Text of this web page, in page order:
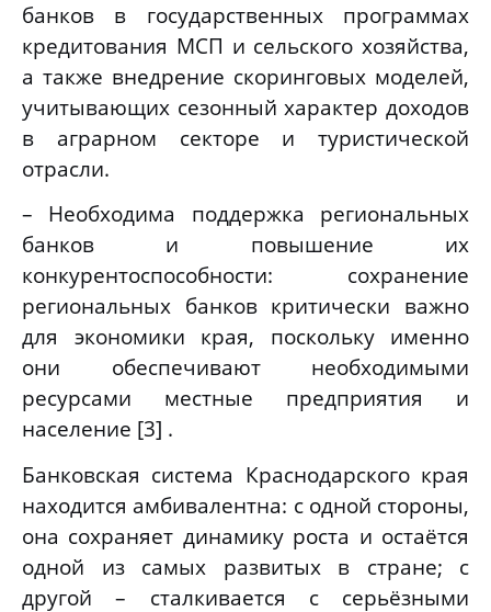
банков в государственных программах
кредитования МСП и сельского хозяйства,
а также внедрение скоринговых моделей,
учитывающих сезонный характер доходов
в аграрном секторе и туристической
отрасли.
– Необходима поддержка региональных
банков и повышение их
конкурентоспособности: сохранение
региональных банков критически важно
для экономики края, поскольку именно
они обеспечивают необходимыми
ресурсами местные предприятия и
население [3] .
Банковская система Краснодарского края
находится амбивалентна: с одной стороны,
она сохраняет динамику роста и остаётся
одной из самых развитых в стране; с
другой – сталкивается с серьёзными